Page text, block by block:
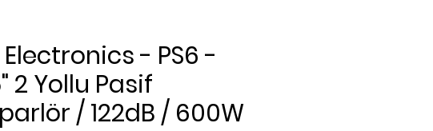
Electronics - PS6 -
2 Yollu Pasif
/ 122dB / 600W